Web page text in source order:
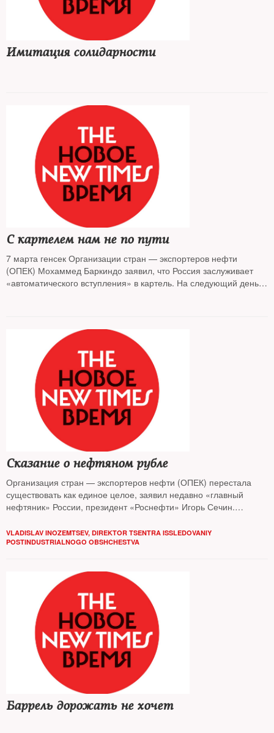
Имитация солидарности
С картелем нам не по пути
7 марта генсек Организации стран — экспортеров нефти
(ОПЕК) Мохаммед Баркиндо заявил, что Россия заслуживает
«автоматического вступления» в картель. На следующий день
Сказание о нефтяном рубле
Организация стран — экспортеров нефти (ОПЕК) перестала
существовать как единое целое, заявил недавно «главный
нефтяник» России, президент «Роснефти» Игорь Сечин.
стран Россия, крупнейший в мире производитель, приобретает
особую роль и может диктовать рынку некоторые особые
VLADISLAV INOZEMTSEV, DIREKTOR TSENTRA ISSLEDOVANIY
POSTINDUSTRIALNOGO OBSHCHESTVA
Баррель дорожать не хочет